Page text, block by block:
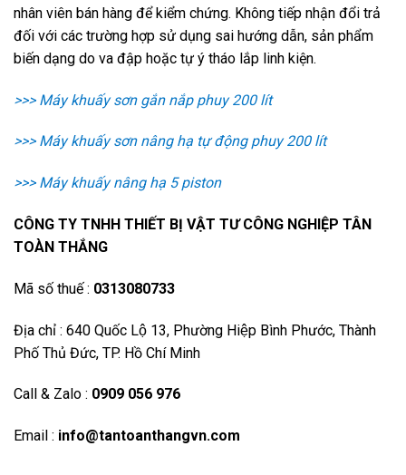
nhân viên bán hàng để kiểm chứng. Không tiếp nhận đổi trả
đối với các trường hợp sử dụng sai hướng dẫn, sản phẩm
biến dạng do va đập hoặc tự ý tháo lắp linh kiện.
>>> Máy khuấy sơn gắn nắp phuy 200 lít
>>> Máy khuấy sơn nâng hạ tự động phuy 200 lít
>>> Máy khuấy nâng hạ 5 piston
CÔNG TY TNHH THIẾT BỊ VẬT TƯ CÔNG NGHIỆP TÂN
TOÀN THẮNG
Mã số thuế : 0313080733
Địa chỉ : 640 Quốc Lộ 13, Phường Hiệp Bình Phước, Thành
Phố Thủ Đức, TP. Hồ Chí Minh
Call & Zalo : 0909 056 976
Email : info@tantoanthangvn.com